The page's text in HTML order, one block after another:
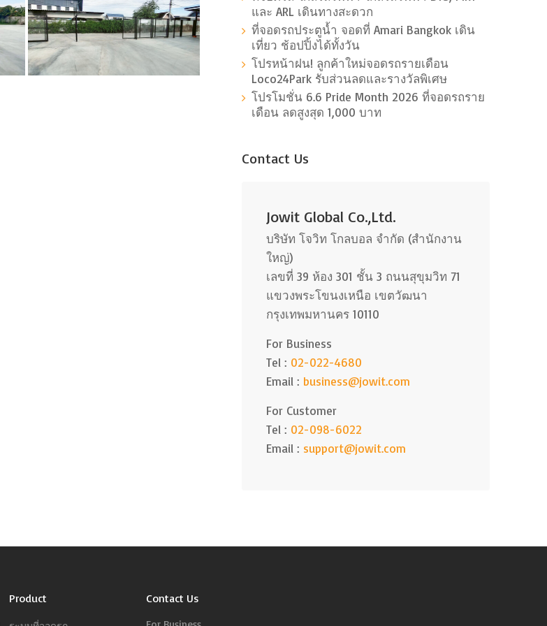
และ ARL เดินทางสะดวก
ที่จอดรถประตูน้ำ จอดที่ Amari Bangkok เดิน
เที่ยว ช้อปปิ้งได้ทั้งวัน
โปรหน้าฝน! ลูกค้าใหม่จอดรถรายเดือน
Loco24Park รับส่วนลดและรางวัลพิเศษ
โปรโมชั่น 6.6 Pride Month 2026 ที่จอดรถราย
เดือน ลดสูงสุด 1,000 บาท
Contact Us
Jowit Global Co.,Ltd.
บริษัท โจวิท โกลบอล จำกัด (สำนักงาน
ใหญ่)
เลขที่ 39 ห้อง 301 ชั้น 3 ถนนสุขุมวิท 71
แขวงพระโขนงเหนือ เขตวัฒนา
กรุงเทพมหานคร 10110
For Business
Tel : 02-022-4680
Email : business@jowit.com
For Customer
Tel : 02-098-6022
Email : support@jowit.com
Product Contact Us